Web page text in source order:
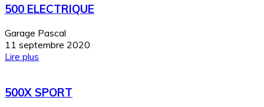
500 ELECTRIQUE
Garage Pascal
11 septembre 2020
Lire plus
500X SPORT